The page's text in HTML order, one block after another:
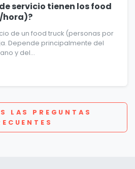
servicio tienen los food
hora)?
de un food truck (personas por
Depende principalmente del
y del...
LAS PREGUNTAS